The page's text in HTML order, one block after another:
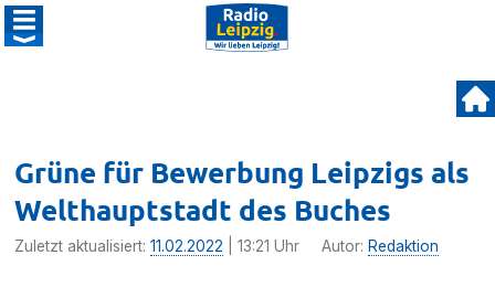
Grüne für Bewerbung Leipzigs als
Welthauptstadt des Buches
Zuletzt aktualisiert:11.02.2022 | 13:21 Uhr Autor: Redaktion